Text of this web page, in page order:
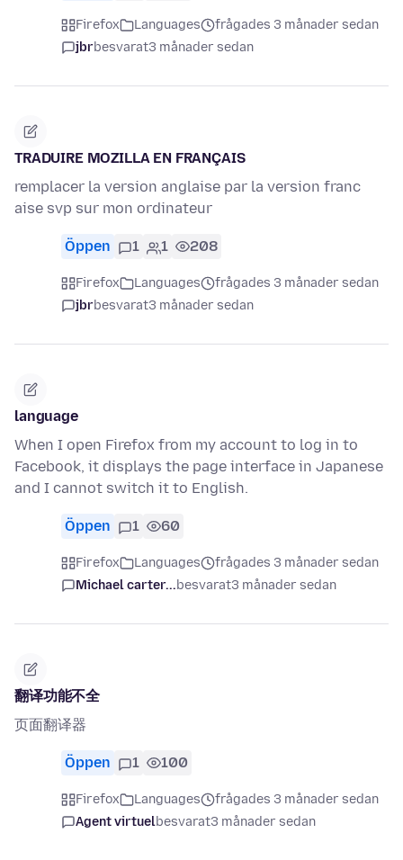
Firefox Languages
frågades 3 månader sedan
jbrbesvarat3 månader sedan
TRADUIRE MOZILLA EN FRANÇAIS
remplacer la version anglaise par la version franc
aise svp sur mon ordinateur
Öppen 1 1 208
Firefox Languages
frågades 3 månader sedan
jbrbesvarat3 månader sedan
language
When I open Firefox from my account to log in to
Facebook, it displays the page interface in Japanese
and I cannot switch it to English.
Öppen 1 60
Firefox Languages
frågades 3 månader sedan
Michael carter...besvarat3 månader sedan
翻译功能不全
页面翻译器
Öppen 1 100
Firefox Languages
frågades 3 månader sedan
Agent virtuelbesvarat3 månader sedan